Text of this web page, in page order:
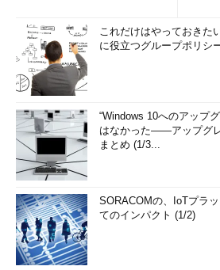
これだけはやっておきた
に役立つグループポリシ
“Windows 10へのアップ
はなかった――アップグ
まとめ (1/3...
SORACOMの、IoTプラ
てのインパクト (1/2)